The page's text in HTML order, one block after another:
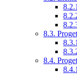
8.3.
8.4.